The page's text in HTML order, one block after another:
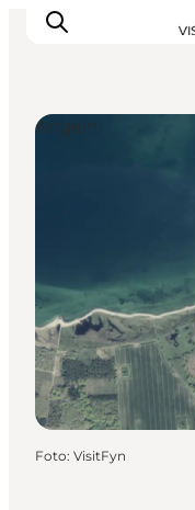
Erlebnis
Angeln
Foto: VisitFyn